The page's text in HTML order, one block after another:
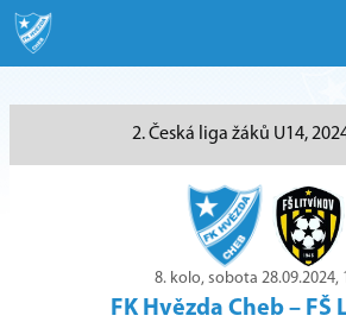
2. Česká liga žáků U14,
8. kolo, sobota 28.09.2024,
FK Hvězda Cheb– FŠ